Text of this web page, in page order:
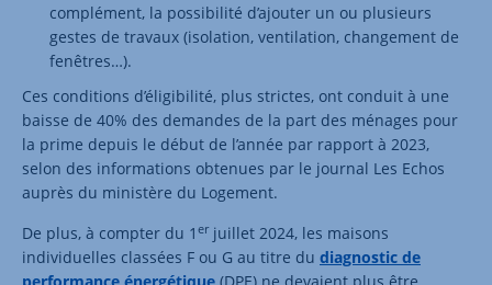
complément, la possibilité d’ajouter un ou plusieurs
gestes de travaux (isolation, ventilation, changement de
fenêtres…).
Ces conditions d’éligibilité, plus strictes, ont conduit à une
baisse de 40% des demandes de la part des ménages pour
la prime depuis le début de l’année par rapport à 2023,
selon des informations obtenues par le journal Les Echos
auprès du ministère du Logement.
De plus, à compter du 1 erjuillet 2024, les maisons
individuelles classées F ou G au titre du diagnostic de